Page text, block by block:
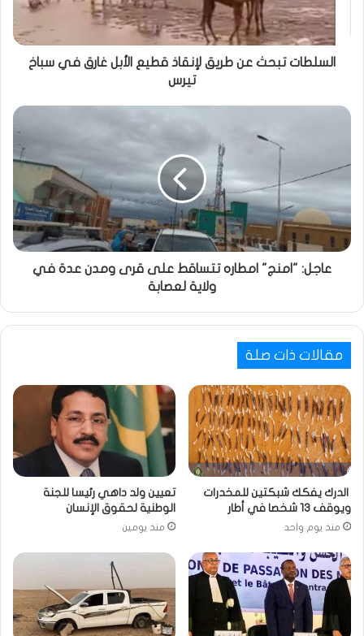
السلطات تبحث عن طريق لإنقاذ قطيع الأبل غارق في سباخ
تيرس
عاجل: "امنج" امطاره تتساقط على قرى ومدن عدة في
ولاية لعصابة
مقالات ذات صلة
الدرك يفكك شبكتين للمخدرات
ويوقف 13 شخصا في أطار
منذ يوم واحد
تعيين ولد داهي رئيسا للجنة
الوطنية لحقوق الإنسان
منذ يومين